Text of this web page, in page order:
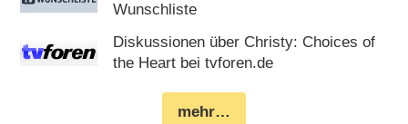
Wunschliste
Diskussionen über Christy: Choices of
the Heart bei tvforen.de
mehr…